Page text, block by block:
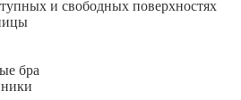
и свободных поверхностях
бра